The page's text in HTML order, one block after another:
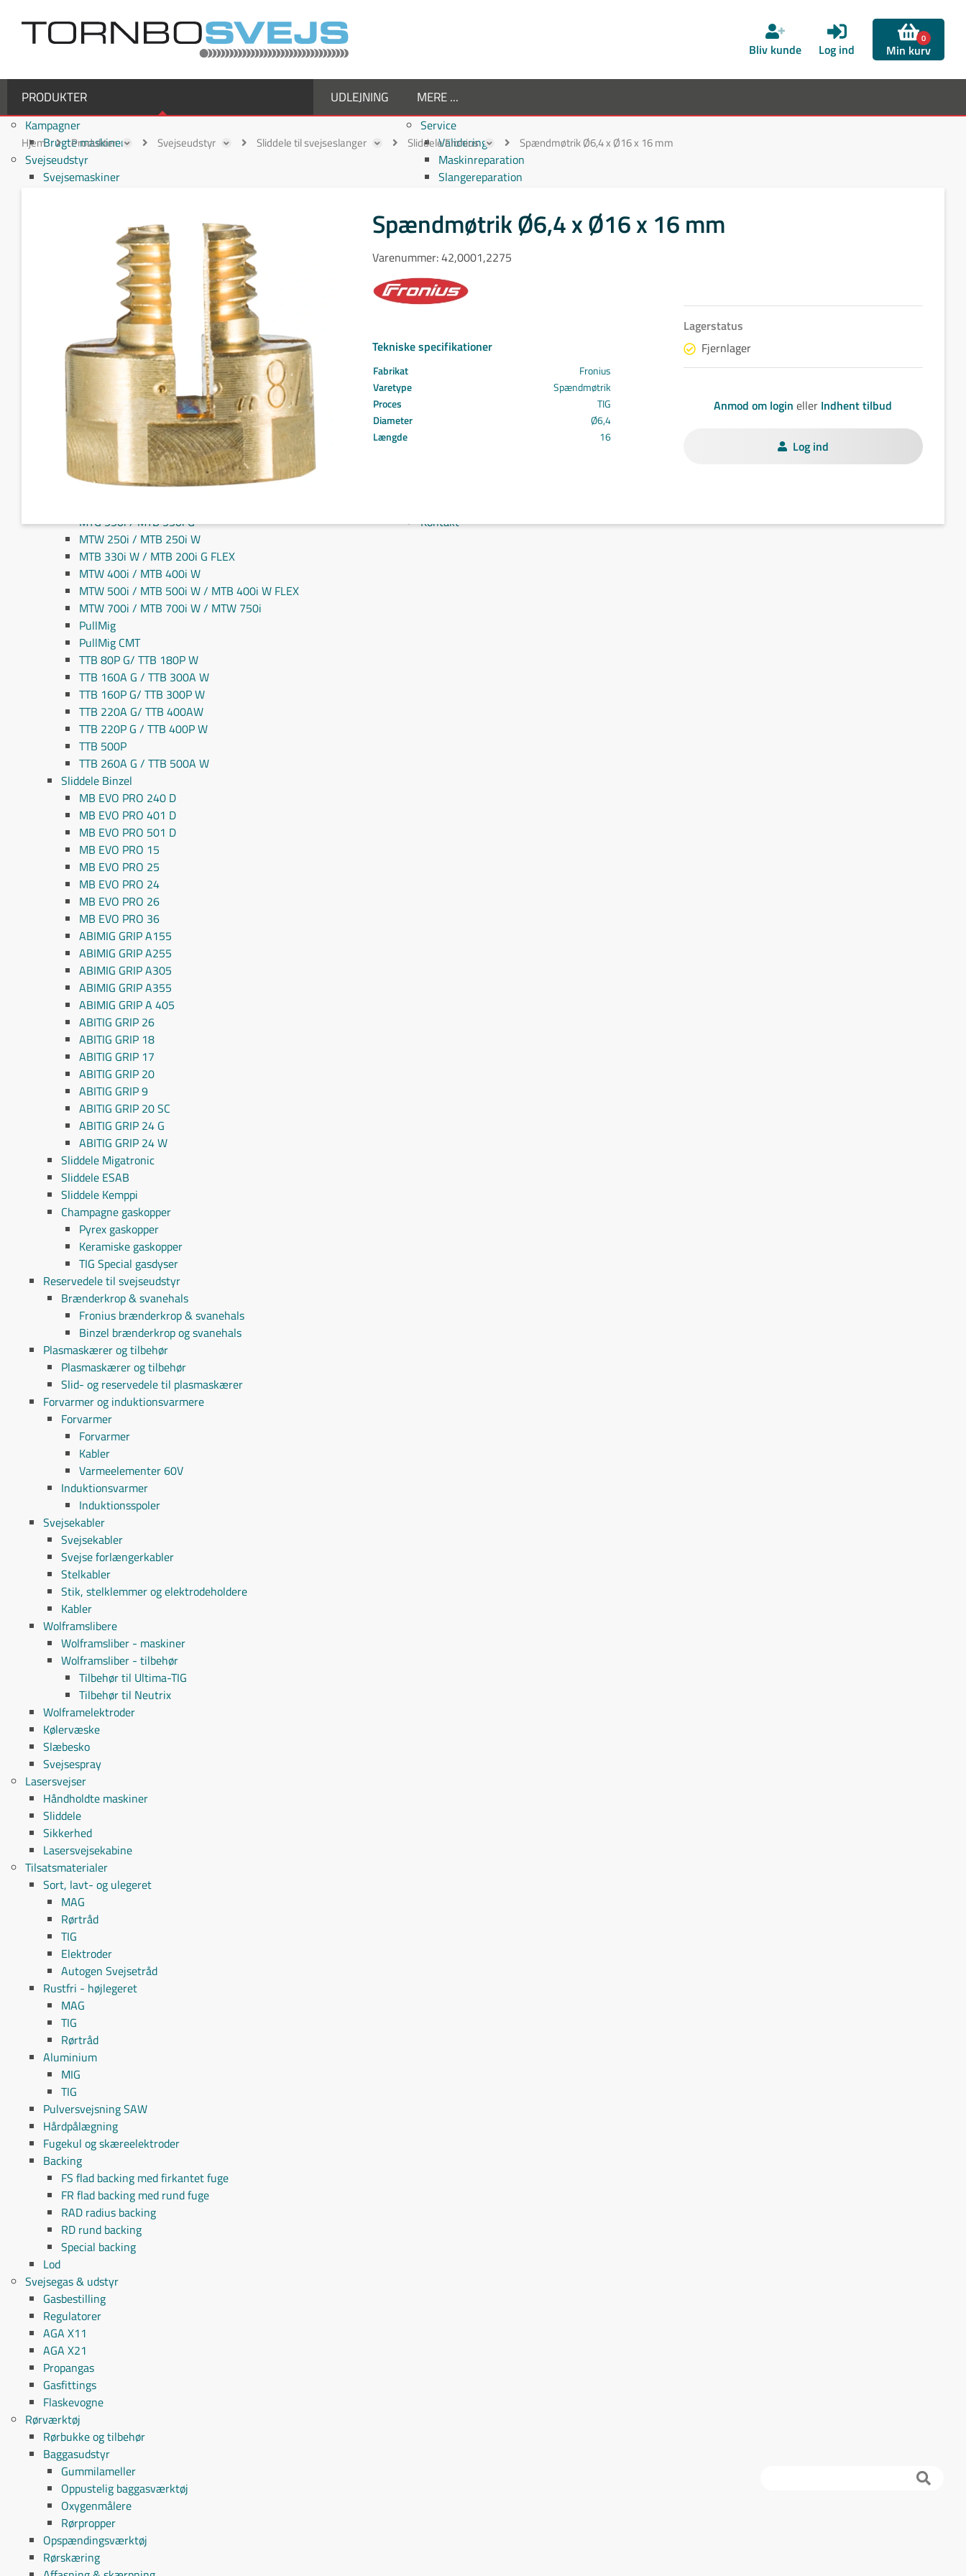
Bliv kunde Log ind
0
Min kurv
PRODUKTER
Kampagner
Brugte maskiner
Svejseudstyr
Svejsemaskiner
MMA / Elektrode svejsemaskiner
Multiprocesmaskiner
Binzel svejseslanger
Binzel MIG/MAG svejseslanger
Fronius svejseslanger
Fronius MIG/MAG svejseslanger
Fronius TIG svejseslanger
Sliddele til svejseslanger
Sliddele Fronius
MTG 2100S
MTG 2500S
MTG 250i / MTB 250i G
MTG 320i / MTB 320i G
MTB 200i / MTB 330i G
MTG 360i G
MTG 550i / MTB 550i G
MTW 250i / MTB 250i W
MTB 330i W / MTB 200i G FLEX
MTW 400i / MTB 400i W
MTW 500i / MTB 500i W / MTB 400i W FLEX
MTW 700i / MTB 700i W / MTW 750i
PullMig
PullMig CMT
TTB 80P G/ TTB 180P W
TTB 160A G / TTB 300A W
TTB 160P G/ TTB 300P W
TTB 220A G/ TTB 400AW
TTB 220P G / TTB 400P W
TTB 500P
TTB 260A G / TTB 500A W
Sliddele Binzel
MB EVO PRO 240 D
MB EVO PRO 401 D
MB EVO PRO 501 D
MB EVO PRO 15
MB EVO PRO 25
MB EVO PRO 24
MB EVO PRO 26
MB EVO PRO 36
ABIMIG GRIP A155
ABIMIG GRIP A255
ABIMIG GRIP A305
ABIMIG GRIP A355
ABIMIG GRIP A 405
ABITIG GRIP 26
ABITIG GRIP 18
ABITIG GRIP 17
ABITIG GRIP 20
ABITIG GRIP 9
ABITIG GRIP 20 SC
ABITIG GRIP 24 G
ABITIG GRIP 24 W
Sliddele Migatronic
Sliddele ESAB
Sliddele Kemppi
Champagne gaskopper
Pyrex gaskopper
Keramiske gaskopper
TIG Special gasdyser
Reservedele til svejseudstyr
Brænderkrop & svanehals
Fronius brænderkrop & svanehals
Binzel brænderkrop og svanehals
Plasmaskærer og tilbehør
Plasmaskærer og tilbehør
Slid- og reservedele til plasmaskærer
Forvarmer og induktionsvarmere
Forvarmer
Forvarmer
Kabler
Varmeelementer 60V
Induktionsvarmer
Induktionsspoler
Svejsekabler
Svejsekabler
Svejse forlængerkabler
Stelkabler
Stik, stelklemmer og elektrodeholdere
Kabler
Wolframslibere
Wolframsliber - maskiner
Wolframsliber - tilbehør
Tilbehør til Ultima-TIG
Tilbehør til Neutrix
Wolframelektroder
Kølervæske
Slæbesko
Svejsespray
Lasersvejser
Håndholdte maskiner
Sliddele
Sikkerhed
Lasersvejsekabine
Tilsatsmaterialer
Sort, lavt- og ulegeret
MAG
Rørtråd
TIG
Elektroder
Autogen Svejsetråd
Rustfri - højlegeret
MAG
TIG
Rørtråd
Aluminium
MIG
TIG
Pulversvejsning SAW
Hårdpålægning
Fugekul og skæreelektroder
Backing
FS flad backing med firkantet fuge
FR flad backing med rund fuge
RAD radius backing
RD rund backing
Special backing
Lod
Svejsegas & udstyr
Gasbestilling
Regulatorer
AGA X11
AGA X21
Propangas
Gasfittings
Flaskevogne
Rørværktøj
Rørbukke og tilbehør
Baggasudstyr
Gummilameller
Oppustelig baggasværktøj
Oxygenmålere
Rørpropper
Opspændingsværktøj
Rørskæring
UDLEJNING MERE ...
Service
Validering
Maskinreparation
Slangereparation
Virksomheden
Supplier
Job hos TornboSvejs
Kvalitetspolitik
ESG politik
Kom i mål med dit projekt
Kontakt
Hjem Produkter Svejseudstyr Sliddele til svejseslanger Sliddele Fronius Spændmøtrik Ø6,4 x Ø16 x 16 mm
Spændmøtrik Ø6,4 x Ø16 x 16 mm
Varenummer:42,0001,2275
Tekniske specifikationer
Fabrikat
Fronius
Varetype
Spændmøtrik
Proces
TIG
Diameter
Ø6,4
Længde
16
Lagerstatus
Fjernlager
Anmod om login eller Indhent tilbud
Log ind